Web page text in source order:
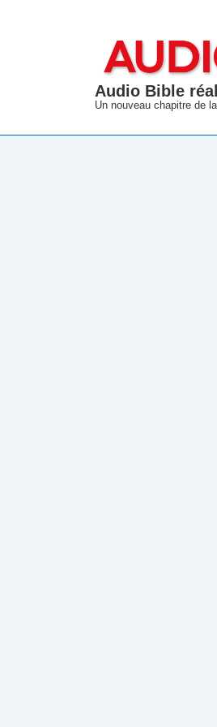
Audio Bible
Un nouveau chapitre de